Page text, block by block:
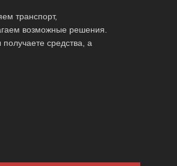
транспорт,
возможные решения.
средства, а